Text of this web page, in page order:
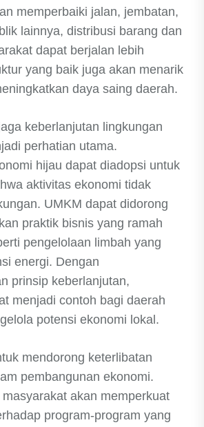
memperbaiki jalan, jembatan,
lainnya, distribusi barang dan
dapat berjalan lebih
yang baik juga akan menarik
daya saing daerah.
keberlanjutan lingkungan
perhatian utama.
hijau dapat diadopsi untuk
aktivitas ekonomi tidak
UMKM dapat didorong
praktik bisnis yang ramah
pengelolaan limbah yang
energi. Dengan
prinsip keberlanjutan,
menjadi contoh bagi daerah
potensi ekonomi lokal.
mendorong keterlibatan
pembangunan ekonomi.
akan memperkuat
program-program yang